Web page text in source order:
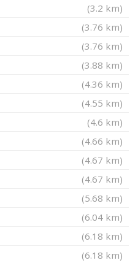
(3.2 km)
(3.76 km)
(3.76 km)
(3.88 km)
(4.36 km)
(4.55 km)
(4.6 km)
(4.66 km)
(4.67 km)
(4.67 km)
(5.68 km)
(6.04 km)
(6.18 km)
(6.18 km)